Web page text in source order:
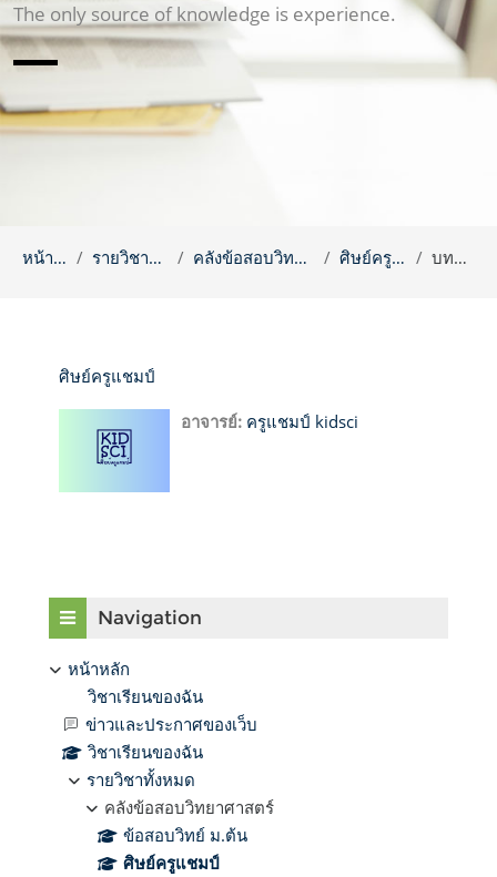
The only source of knowledge is experience.
หน้าหลัก รายวิชาทั้งหมด คลังข้อสอบวิทยาศาสตร์ ศิษย์ครูแชมป์ บทคัดย่อ
ศิษย์ครูแชมป์
อาจารย์: ครูแชมป์ kidsci
บล็อค
Navigation
หน้าหลัก
วิชาเรียนของฉัน
ข่าวและประกาศของเว็บ
วิชาเรียนของฉัน
รายวิชาทั้งหมด
คลังข้อสอบวิทยาศาสตร์
ข้อสอบวิทย์ ม.ต้น
ศิษย์ครูแชมป์